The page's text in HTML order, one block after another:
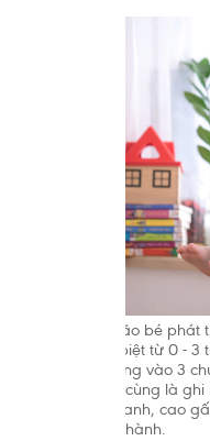
Nhìn chung, não bé
đầu đời, đặc biệt từ 0 -
của trẻ tập trung vào 3
lặp lại và cuối cùng là
bé vô cùng nhanh, cao
người trưởng thành.